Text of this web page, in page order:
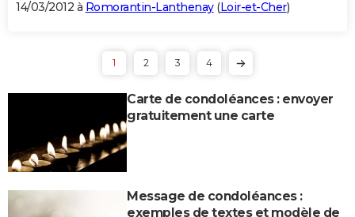
14/03/2012 à Romorantin-Lanthenay(Loir-et-Cher)
1 2 3 4
Carte de condoléances : envoyer
gratuitement une carte
Message de condoléances :
exemples de textes et modèle de